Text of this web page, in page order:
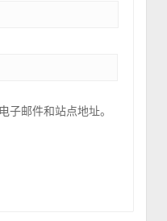
子邮件和站点地址。